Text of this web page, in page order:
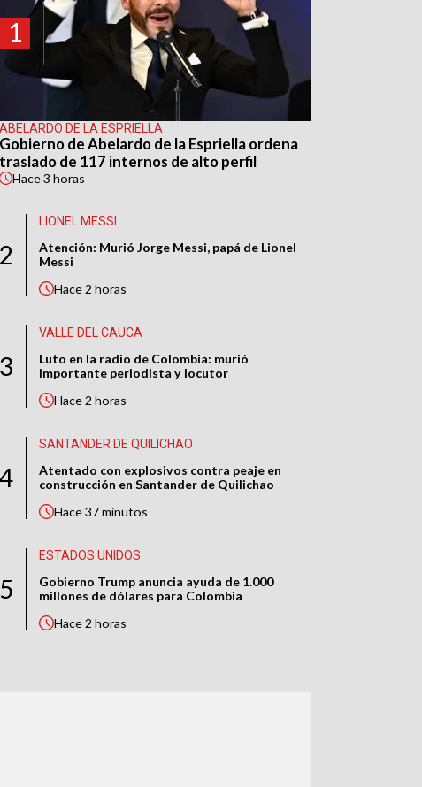
1
ABELARDO DE LA ESPRIELLA
Gobierno de Abelardo de la Espriella ordena
traslado de 117 internos de alto perfil
Hace3 horas
2
LIONEL MESSI
Atención: Murió Jorge Messi, papá de Lionel
Messi
Hace2 horas
3
VALLE DEL CAUCA
Luto en la radio de Colombia: murió
importante periodista y locutor
Hace2 horas
4
SANTANDER DE QUILICHAO
Atentado con explosivos contra peaje en
construcción en Santander de Quilichao
Hace37 minutos
5
ESTADOS UNIDOS
Gobierno Trump anuncia ayuda de 1.000
millones de dólares para Colombia
Hace2 horas